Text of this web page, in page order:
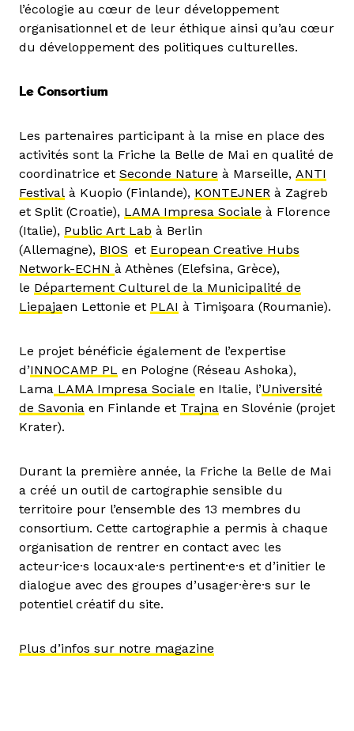
l’écologie au cœur de leur développement
organisationnel et de leur éthique ainsi qu’au cœur
du développement des politiques culturelles.
Le Consortium
Les partenaires participant à la mise en place des
activités sont la Friche la Belle de Mai en qualité de
coordinatrice et Seconde Nature à Marseille, ANTI
Festival à Kuopio (Finlande), KONTEJNER à Zagreb
et Split (Croatie), LAMA Impresa Sociale à Florence
(Italie), Public Art Lab à Berlin
(Allemagne), BIOS et European Creative Hubs
Network-ECHN à Athènes (Elefsina, Grèce),
le Département Culturel de la Municipalité de
Liepajaen Lettonie et PLAI à Timişoara (Roumanie).
Le projet bénéficie également de l’expertise
d’INNOCAMP PL en Pologne (Réseau Ashoka),
Lama LAMA Impresa Sociale en Italie, l’Université
de Savonia en Finlande et Trajna en Slovénie (projet
Krater).
Durant la première année, la Friche la Belle de Mai
a créé un outil de cartographie sensible du
territoire pour l’ensemble des 13 membres du
consortium. Cette cartographie a permis à chaque
organisation de rentrer en contact avec les
acteur·ice·s locaux·ale·s pertinent·e·s et d’initier le
dialogue avec des groupes d’usager·ère·s sur le
potentiel créatif du site.
Plus d’infos sur notre magazine